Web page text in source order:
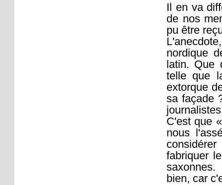
Il en va
de nos
pu être
nordique
latin. Que
telle que
extorque
sa façade
C'est que
nous
fabriquer
bien, car